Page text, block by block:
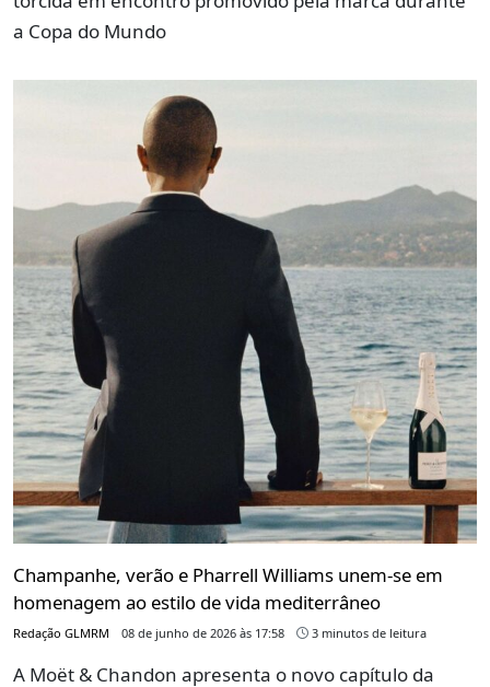
a Copa do Mundo
Champanhe, verão e Pharrell Williams unem-se em
homenagem ao estilo de vida mediterrâneo
Redação GLMRM 08 de junho de 2026 às 17:58 3 minutos de leitura
A Moët & Chandon apresenta o novo capítulo da